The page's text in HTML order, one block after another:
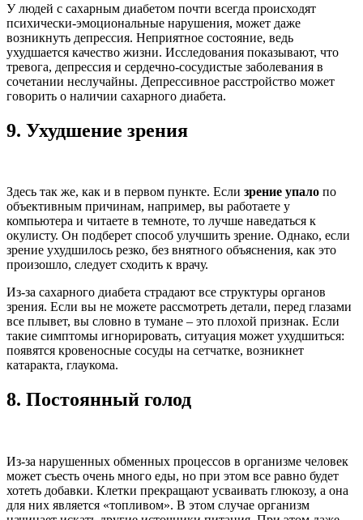
У людей с сахарным диабетом почти всегда происходят
психически-эмоциональные нарушения, может даже
возникнуть депрессия. Неприятное состояние, ведь
ухудшается качество жизни. Исследования показывают, что
тревога, депрессия и сердечно-сосудистые заболевания в
сочетании неслучайны. Депрессивное расстройство может
говорить о наличии сахарного диабета.
9. Ухудшение зрения
Здесь так же, как и в первом пункте. Если зрение упало по
объективным причинам, например, вы работаете у
компьютера и читаете в темноте, то лучше наведаться к
окулисту. Он подберет способ улучшить зрение. Однако, если
зрение ухудшилось резко, без внятного объяснения, как это
произошло, следует сходить к врачу.
Из-за сахарного диабета страдают все структуры органов
зрения. Если вы не можете рассмотреть детали, перед глазами
все плывет, вы словно в тумане – это плохой признак. Если
такие симптомы игнорировать, ситуация может ухудшиться:
появятся кровеносные сосуды на сетчатке, возникнет
катаракта, глаукома.
8. Постоянный голод
Из-за нарушенных обменных процессов в организме человек
может съесть очень много еды, но при этом все равно будет
хотеть добавки. Клетки прекращают усваивать глюкозу, а она
для них является «топливом». В этом случае организм